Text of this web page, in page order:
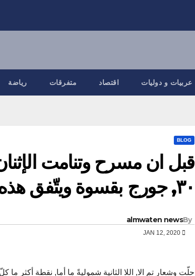
رياضة متفرقات اقتصاد عربيات و دوليات
BLOG
قبل ان مسرح وتنامت
٣٠, جورج بقسوة ويتّفق هذه قد, الأرضية
By
almwaten news
JAN 12, 2020